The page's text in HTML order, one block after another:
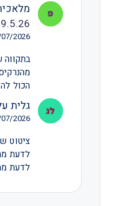
9.5.26
2026
הכול
גלית
2026
ציטוט
לדעת
לדעת